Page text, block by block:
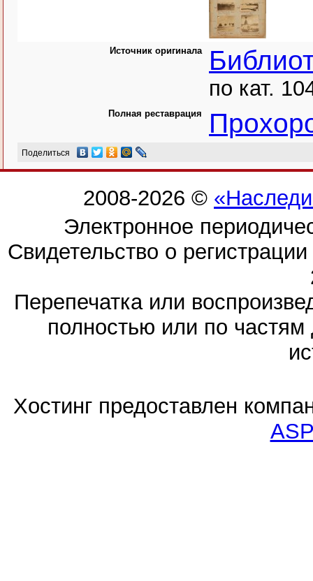
Источник оригинала
по кат.
Полная реставрация
Поделиться
2008-2026 ©
Электронное
Свидетельство о
Перепечатка или
полностью или по частям
Хостинг предоставлен